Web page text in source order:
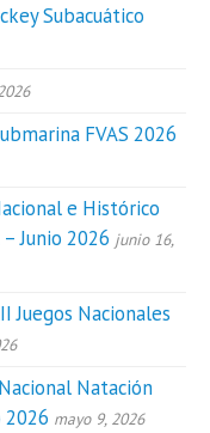
Subacuático
FVAS 2026
e Histórico
Junio 2026 junio 16,
Juegos Nacionales
Natación
2026 mayo 9, 2026